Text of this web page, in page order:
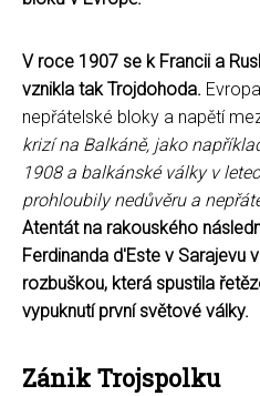
V roce 1907 se k Francii a
vznikla tak Trojdohoda.
nepřátelské bloky a napětí
krizí na Balkáně, jako
1908 a balkánské války v
prohloubily nedůvěru a
Atentát na rakouského
Ferdinanda d'Este v Sarajevu
rozbuškou, která spustila
vypuknutí první světové války.
Zánik Trojspolku